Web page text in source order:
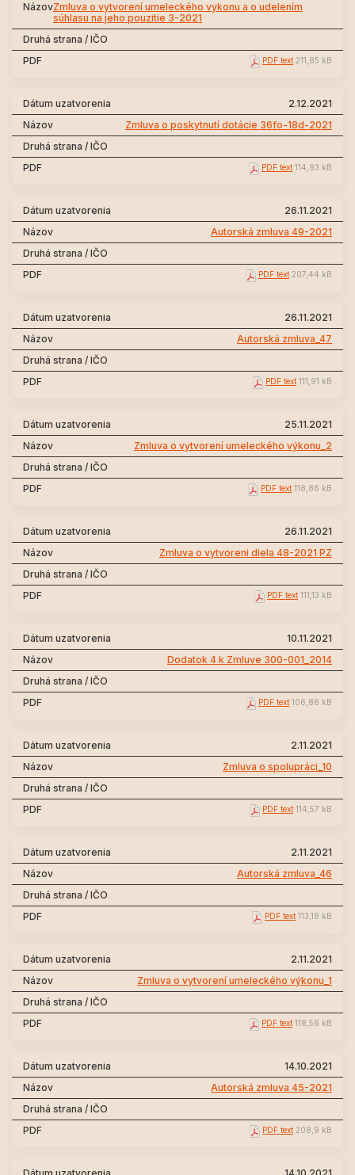
Zmluva o vytvorení umeleckého vykonu a o udelením
súhlasu na jeho pouzitie 3-2021
PDF text 211,85 kB
2.12.2021
Zmluva o poskytnutí dotácie 36fo-18d-2021
PDF text 114,93 kB
26.11.2021
Autorská zmluva 49-2021
PDF text 207,44 kB
26.11.2021
Autorská zmluva_47
PDF text 111,91 kB
25.11.2021
Zmluva o vytvorení umeleckého výkonu_2
PDF text 118,86 kB
26.11.2021
Zmluva o vytvoreni diela 48-2021 PZ
PDF text 111,13 kB
10.11.2021
Dodatok 4 k Zmluve 300-001_2014
PDF text 106,86 kB
2.11.2021
Zmluva o spolupráci_10
PDF text 114,57 kB
2.11.2021
Autorská zmluva_46
PDF text 113,18 kB
2.11.2021
Zmluva o vytvorení umeleckého výkonu_1
PDF text 118,56 kB
14.10.2021
Autorská zmluva 45-2021
PDF text 208,9 kB